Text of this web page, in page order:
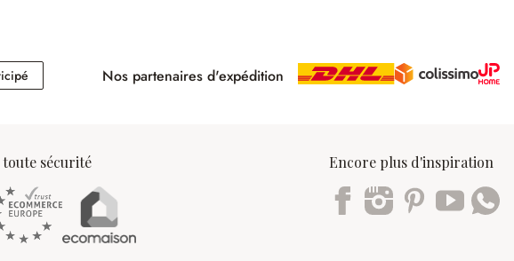
Paiement anticipéNos partenaires d'expédition
sécurité Encore plus d'inspiration